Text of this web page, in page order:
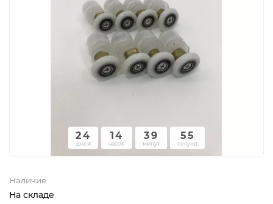
24
дней
14
часов
39
минут
55
секунд
Наличие
На складе